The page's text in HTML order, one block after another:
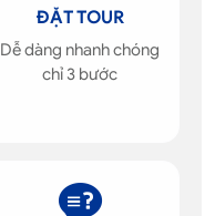
ĐẶT TOUR
Dễ dàng nhanh chóng
chỉ 3 bước